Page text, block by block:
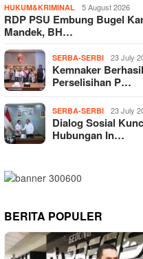
HUKUM&KRIMINAL 5 August 2026
RDP PSU Embung Bugel
Mandek, BH…
SERBA-SERBI 23 July
Kemnaker
Perselisihan P…
SERBA-SERBI 23 July
Dialog Sosial
Hubungan In…
BERITA POPULER